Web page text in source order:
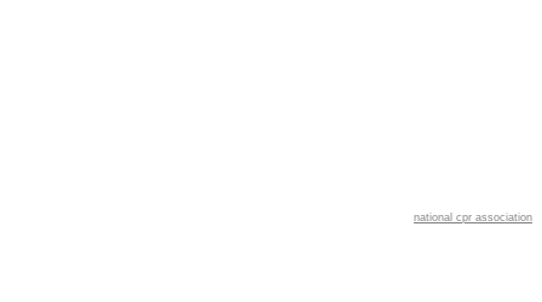
national cpr association